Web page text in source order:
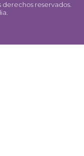
reservados.